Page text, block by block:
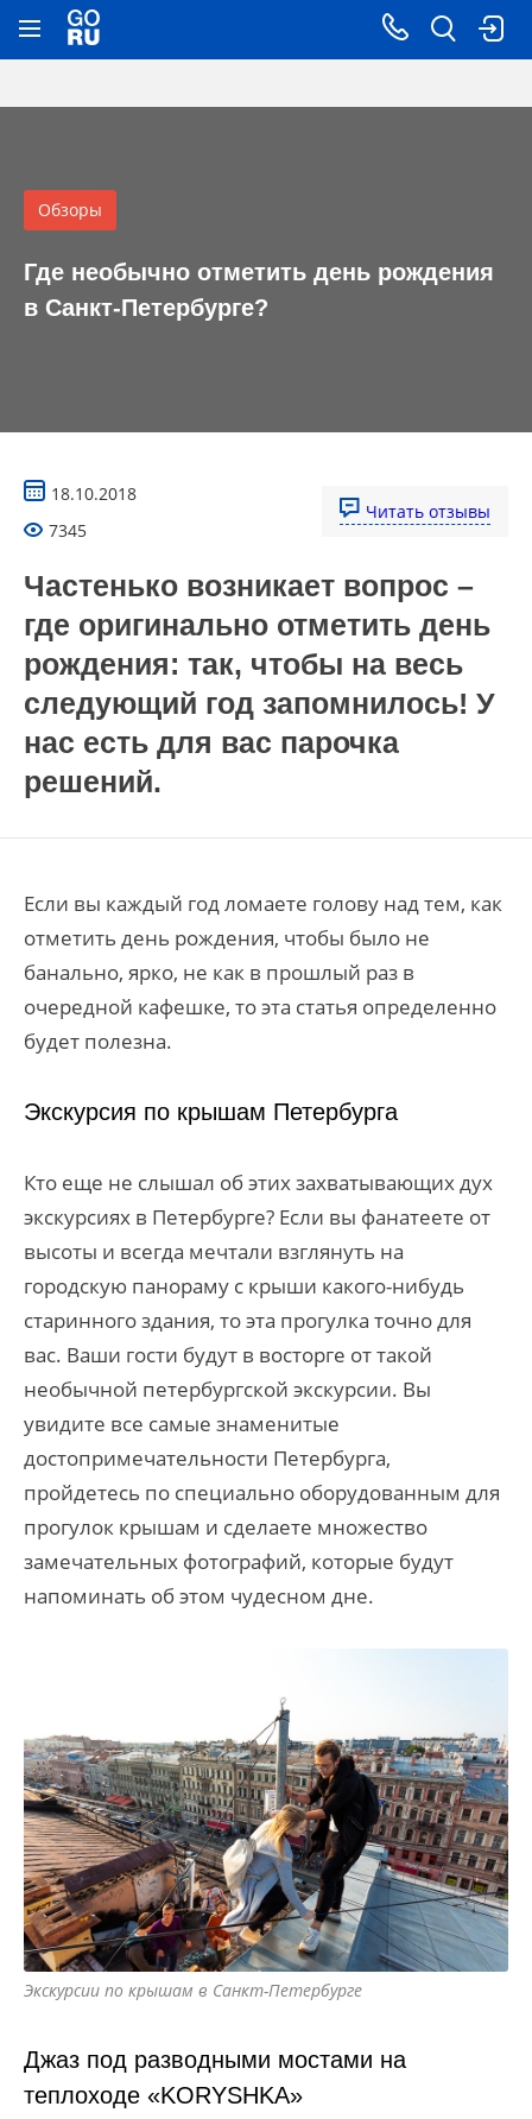
Обзоры
Где необычно отметить день рождения
в Санкт-Петербурге?
18.10.2018
7345
Читать отзывы
Частенько возникает вопрос –
где оригинально отметить день
рождения: так, чтобы на весь
следующий год запомнилось! У
нас есть для вас парочка
решений.
Если вы каждый год ломаете голову над тем, как
отметить день рождения, чтобы было не
банально, ярко, не как в прошлый раз в
очередной кафешке, то эта статья определенно
будет полезна.
Экскурсия по крышам Петербурга
Кто еще не слышал об этих захватывающих дух
экскурсиях в Петербурге? Если вы фанатеете от
высоты и всегда мечтали взглянуть на
городскую панораму с крыши какого-нибудь
старинного здания, то эта прогулка точно для
вас. Ваши гости будут в восторге от такой
необычной петербургской экскурсии. Вы
увидите все самые знаменитые
достопримечательности Петербурга,
пройдетесь по специально оборудованным для
прогулок крышам и сделаете множество
замечательных фотографий, которые будут
напоминать об этом чудесном дне.
Экскурсии по крышам в Санкт-Петербурге
Джаз под разводными мостами на
теплоходе «KORYSHKA»